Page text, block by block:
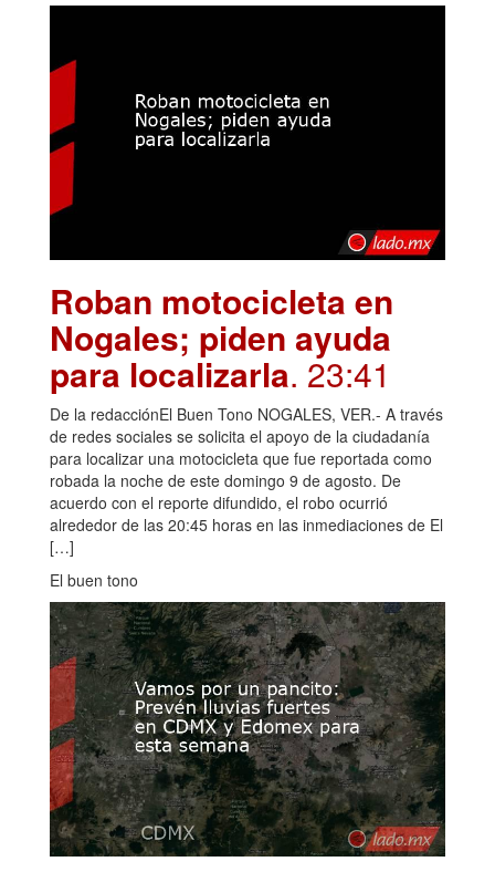
Roban motocicleta en
Nogales; piden ayuda
para localizarla. 23:41
De la redacciónEl Buen Tono NOGALES, VER.- A través
de redes sociales se solicita el apoyo de la ciudadanía
para localizar una motocicleta que fue reportada como
robada la noche de este domingo 9 de agosto. De
acuerdo con el reporte difundido, el robo ocurrió
alrededor de las 20:45 horas en las inmediaciones de El
[…]
El buen tono